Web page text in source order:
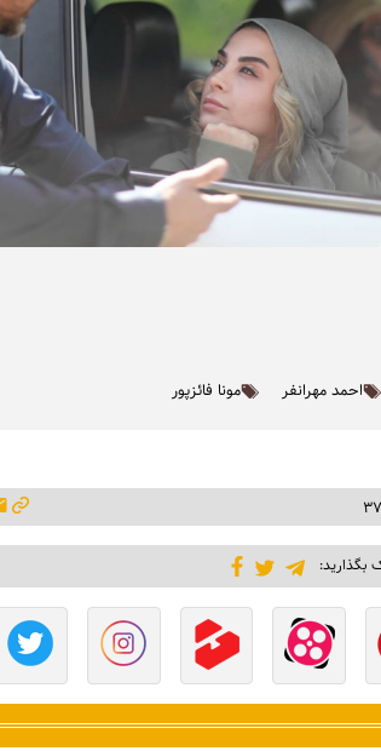
احمد مهرانفر مونا فائزپور
بگذارید: